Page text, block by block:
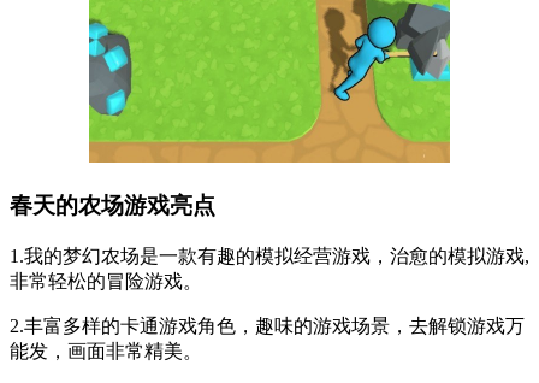
春天的农场游戏亮点
1.我的梦幻农场是一款有趣的模拟经营游戏，治愈的模拟游戏,
非常轻松的冒险游戏。
2.丰富多样的卡通游戏角色，趣味的游戏场景，去解锁游戏万
能发，画面非常精美。